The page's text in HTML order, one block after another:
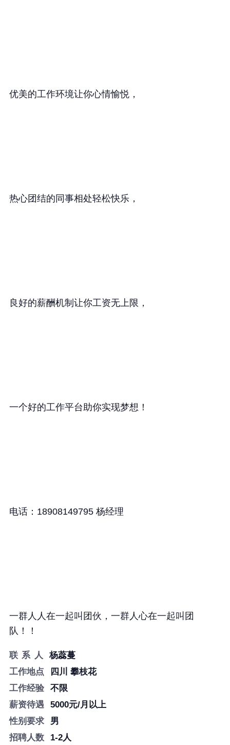
优美的工作环境让你心情愉悦，
热心团结的同事相处轻松快乐，
良好的薪酬机制让你工资无上限，
一个好的工作平台助你实现梦想！
电话：18908149795 杨经理
一群人人在一起叫团伙，一群人心在一起叫团
队！！
联 系 人
杨蕊蔓
工作地点
四川 攀枝花
工作经验
不限
薪资待遇
5000元/月以上
性别要求
男
招聘人数
1-2人